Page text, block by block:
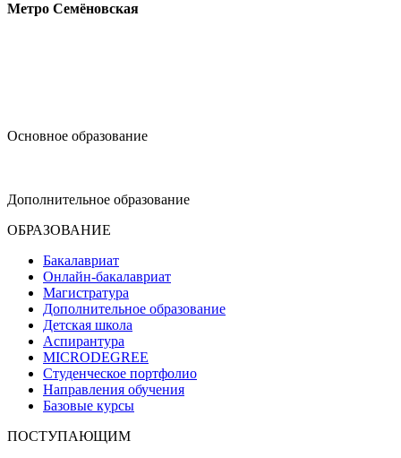
Метро Семёновская
Основное образование
Дополнительное образование
ОБРАЗОВАНИЕ
Бакалавриат
Онлайн-бакалавриат
Магистратура
Дополнительное образование
Детская школа
Аспирантура
MICRODEGREE
Студенческое портфолио
Направления обучения
Базовые курсы
ПОСТУПАЮЩИМ